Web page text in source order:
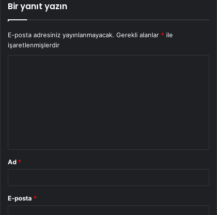
Bir yanıt yazın
E-posta adresiniz yayınlanmayacak. Gerekli alanlar * ile
işaretlenmişlerdir
Ad *
E-posta *